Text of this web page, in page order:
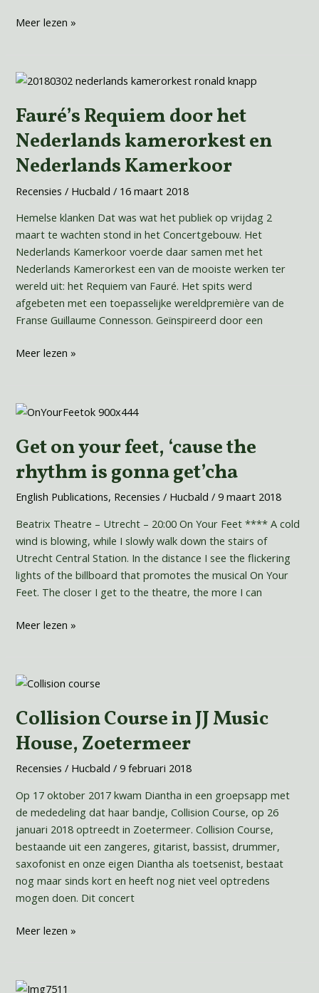
Meer lezen »
Fauré’s Requiem door het
Nederlands kamerorkest en
Nederlands Kamerkoor
Recensies / Hucbald/ 16 maart 2018
Hemelse klanken Dat was wat het publiek op vrijdag 2
maart te wachten stond in het Concertgebouw. Het
Nederlands Kamerkoor voerde daar samen met het
Nederlands Kamerorkest een van de mooiste werken ter
wereld uit: het Requiem van Fauré. Het spits werd
afgebeten met een toepasselijke wereldpremière van de
Franse Guillaume Connesson. Geïnspireerd door een
Fauré’s
door
het
Nederlands
kamerorkest
Nederlands
Kamerkoor
Meer lezen »
Get on your feet, ‘cause the
rhythm is gonna get’cha
English Publications, Recensies / Hucbald/9 maart 2018
Beatrix Theatre – Utrecht – 20:00 On Your Feet **** A cold
wind is blowing, while I slowly walk down the stairs of
Utrecht Central Station. In the distance I see the flickering
lights of the billboard that promotes the musical On Your
Feet. The closer I get to the theatre, the more I can
Get
your
feet,
‘cause
the
is
gonna
get’cha
Meer lezen »
Collision Course in JJ Music
House, Zoetermeer
Recensies / Hucbald/9 februari 2018
Op 17 oktober 2017 kwam Diantha in een groepsapp met
de mededeling dat haar bandje, Collision Course, op 26
januari 2018 optreedt in Zoetermeer. Collision Course,
bestaande uit een zangeres, gitarist, bassist, drummer,
saxofonist en onze eigen Diantha als toetsenist, bestaat
nog maar sinds kort en heeft nog niet veel optredens
mogen doen. Dit concert
Collision
in
JJ
Music
House,
Meer lezen »
Recensie: